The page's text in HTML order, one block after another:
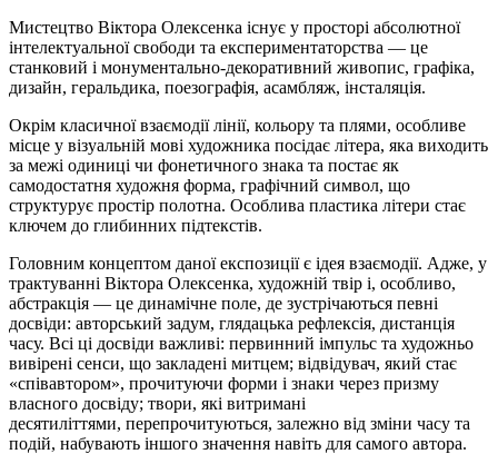
Мистецтво Віктора Олексенка існує у просторі абсолютної
інтелектуальної свободи та експериментаторства — це
станковий і монументально-декоративний живопис, графіка,
дизайн, геральдика, поезографія, асамбляж, інсталяція.
Окрім класичної взаємодії лінії, кольору та плями, особливе
місце у візуальній мові художника посідає літера, яка виходить
за межі одиниці чи фонетичного знака та постає як
самодостатня художня форма, графічний символ, що
структурує простір полотна. Особлива пластика літери стає
ключем до глибинних підтекстів.
Головним концептом даної експозиції є ідея взаємодії. Адже, у
трактуванні Віктора Олексенка, художній твір і, особливо,
абстракція — це динамічне поле, де зустрічаються певні
досвіди: авторський задум, глядацька рефлексія, дистанція
часу. Всі ці досвіди важливі: первинний імпульс та художньо
вивірені сенси, що закладені митцем; відвідувач, який стає
«співавтором», прочитуючи форми і знаки через призму
власного досвіду; твори, які витримані
десятиліттями, перепрочитуються, залежно від зміни часу та
подій, набувають іншого значення навіть для самого автора.